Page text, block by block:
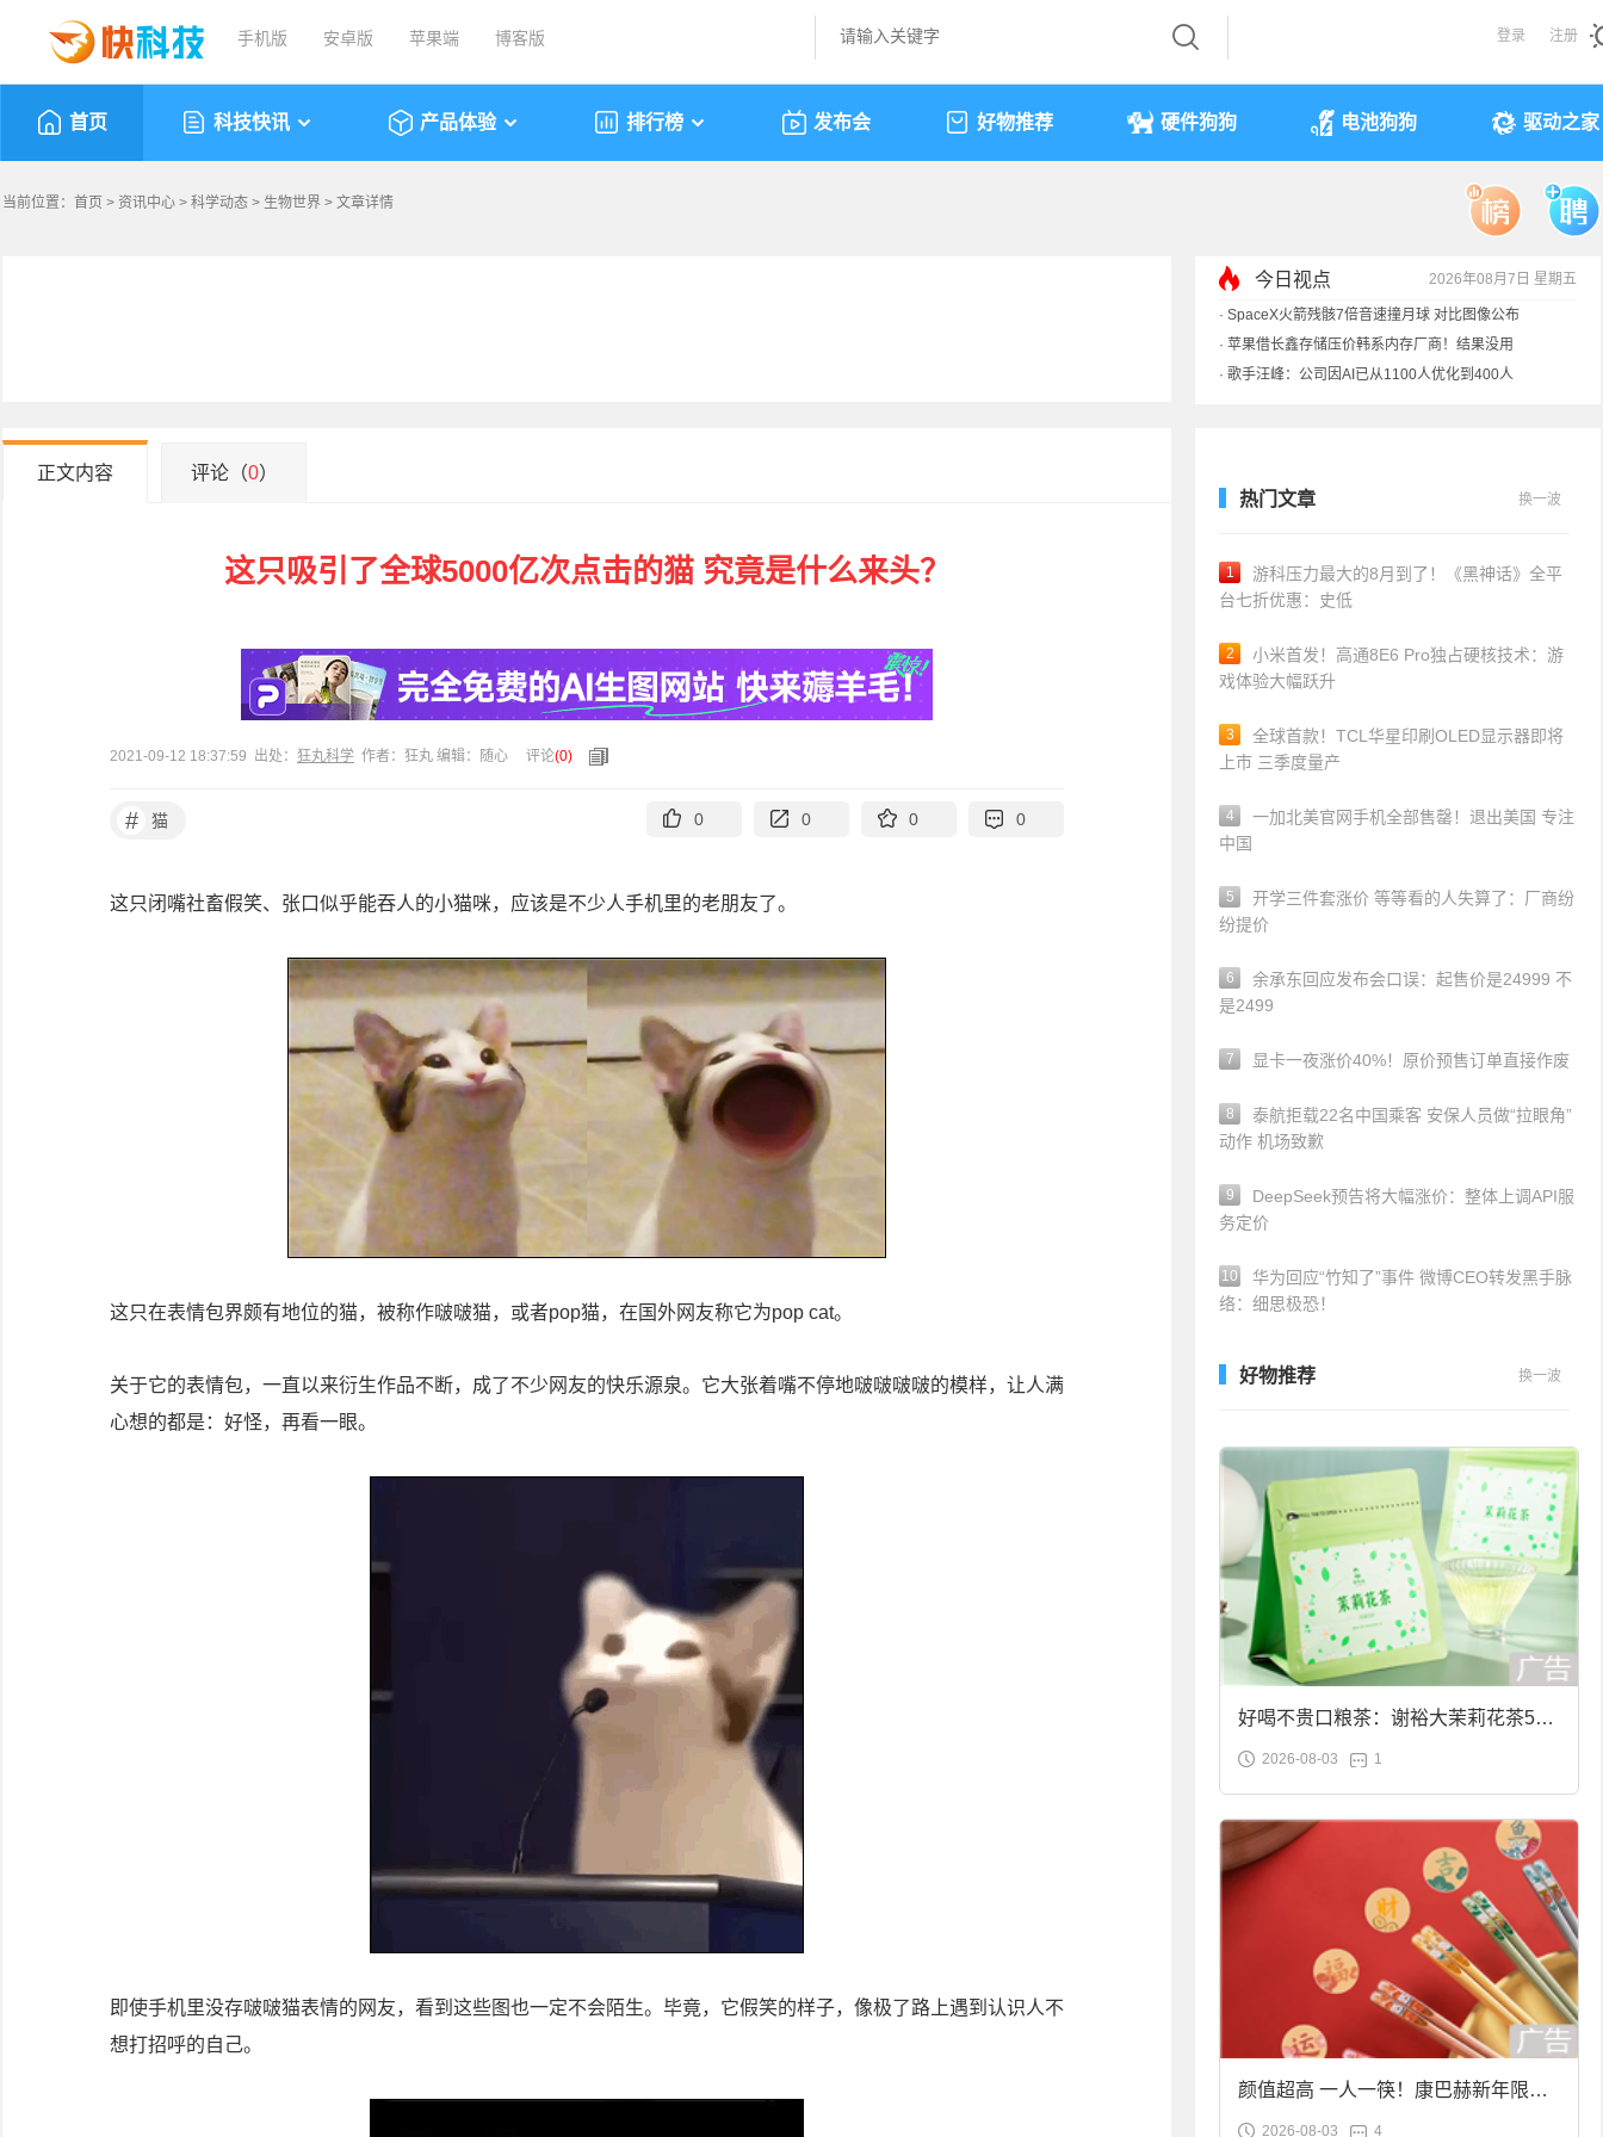
手机版 安卓版 苹果端 博客版 登录 注册
首页 科技快讯 产品体验 排行榜 发布会 好物推荐 硬件狗狗 电池狗狗 驱动之家
当前位置： 首页 > 资讯中心 > 科学动态 > 生物世界 > 文章详情
今日视点 2026年08月7日 星期五
· 索尼旗舰电视上市：115寸、149999元
· SpaceX火箭残骸7倍音速撞月球 对比图像公布
· 苹果借长鑫存储压价韩系内存厂商！结果没用
正文内容 评论（0）
这只吸引了全球5000亿次点击的猫 究竟是什么来头？
2021-09-12 18:37:59 出处： 狂丸科学 作者：狂丸 编辑：随心 评论(0)
# 猫 0 0 0 0
这只闭嘴社畜假笑、张口似乎能吞人的小猫咪，应该是不少人手机里的老朋友了。
这只在表情包界颇有地位的猫，被称作啵啵猫，或者pop猫，在国外网友称它为pop cat。
关于它的表情包，一直以来衍生作品不断，成了不少网友的快乐源泉。它大张着嘴不停地啵啵啵啵的模样，让人满
心想的都是：好怪，再看一眼。
即使手机里没存啵啵猫表情的网友，看到这些图也一定不会陌生。毕竟，它假笑的样子，像极了路上遇到认识人不
想打招呼的自己。
热门文章 换一波
1
游科压力最大的8月到了！《黑神话》全平
台七折优惠：史低
2
小米首发！高通8E6 Pro独占硬核技术：游
戏体验大幅跃升
3
全球首款！TCL华星印刷OLED显示器即将
上市 三季度量产
4
一加北美官网手机全部售罄！退出美国 专注
中国
5
开学三件套涨价 等等看的人失算了：厂商纷
纷提价
6
余承东回应发布会口误：起售价是24999 不
是2499
7 显卡一夜涨价40%！原价预售订单直接作废
8
泰航拒载22名中国乘客 安保人员做“拉眼角”
动作 机场致歉
9
DeepSeek预告将大幅涨价：整体上调API服
务定价
10
华为回应“竹知了”事件 微博CEO转发黑手脉
络：细思极恐！
好物推荐 换一波
好喝不贵口粮茶：谢裕大茉莉花茶50g
袋装9.9元到手
2026-08-03 1
颜值超高 一人一筷！康巴赫新年限定
2026-08-03 4